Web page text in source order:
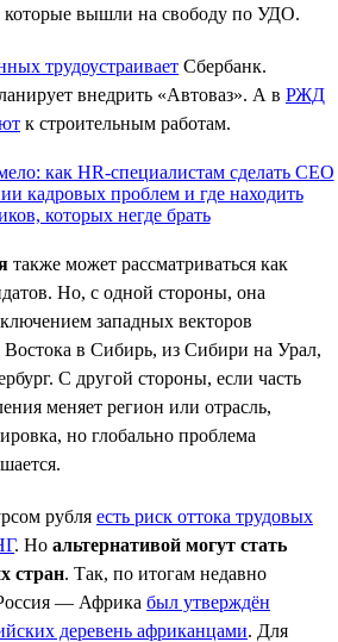
вышли на свободу по УДО.
трудоустраивает Сбербанк.
внедрить «Автоваз». А в РЖД
к строительным работам.
также может рассматриваться как
Но, с одной стороны, она
западных векторов
Востока в Сибирь, из Сибири на Урал,
С другой стороны, если часть
меняет регион или отрасль,
но глобально проблема
рубля есть риск оттока трудовых
. Но альтернативой могут стать
стран. Так, по итогам недавно
— Африка был утверждён
деревень африканцами. Для